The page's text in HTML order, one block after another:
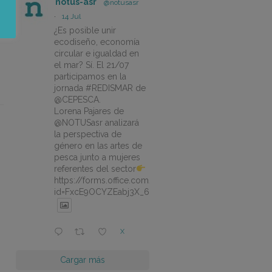
@notusasr
·
14 Jul
¿Es posible unir
ecodiseño, economía
circular e igualdad en
el mar? Sí. El 21/07
participamos en la
jornada #REDISMAR de
@CEPESCA.
Lorena Pajares de
@NOTUSasr analizará
la perspectiva de
género en las artes de
pesca junto a mujeres
referentes del sector
https://forms.office.com/pages/responsepage.aspx?
X
Cargar más